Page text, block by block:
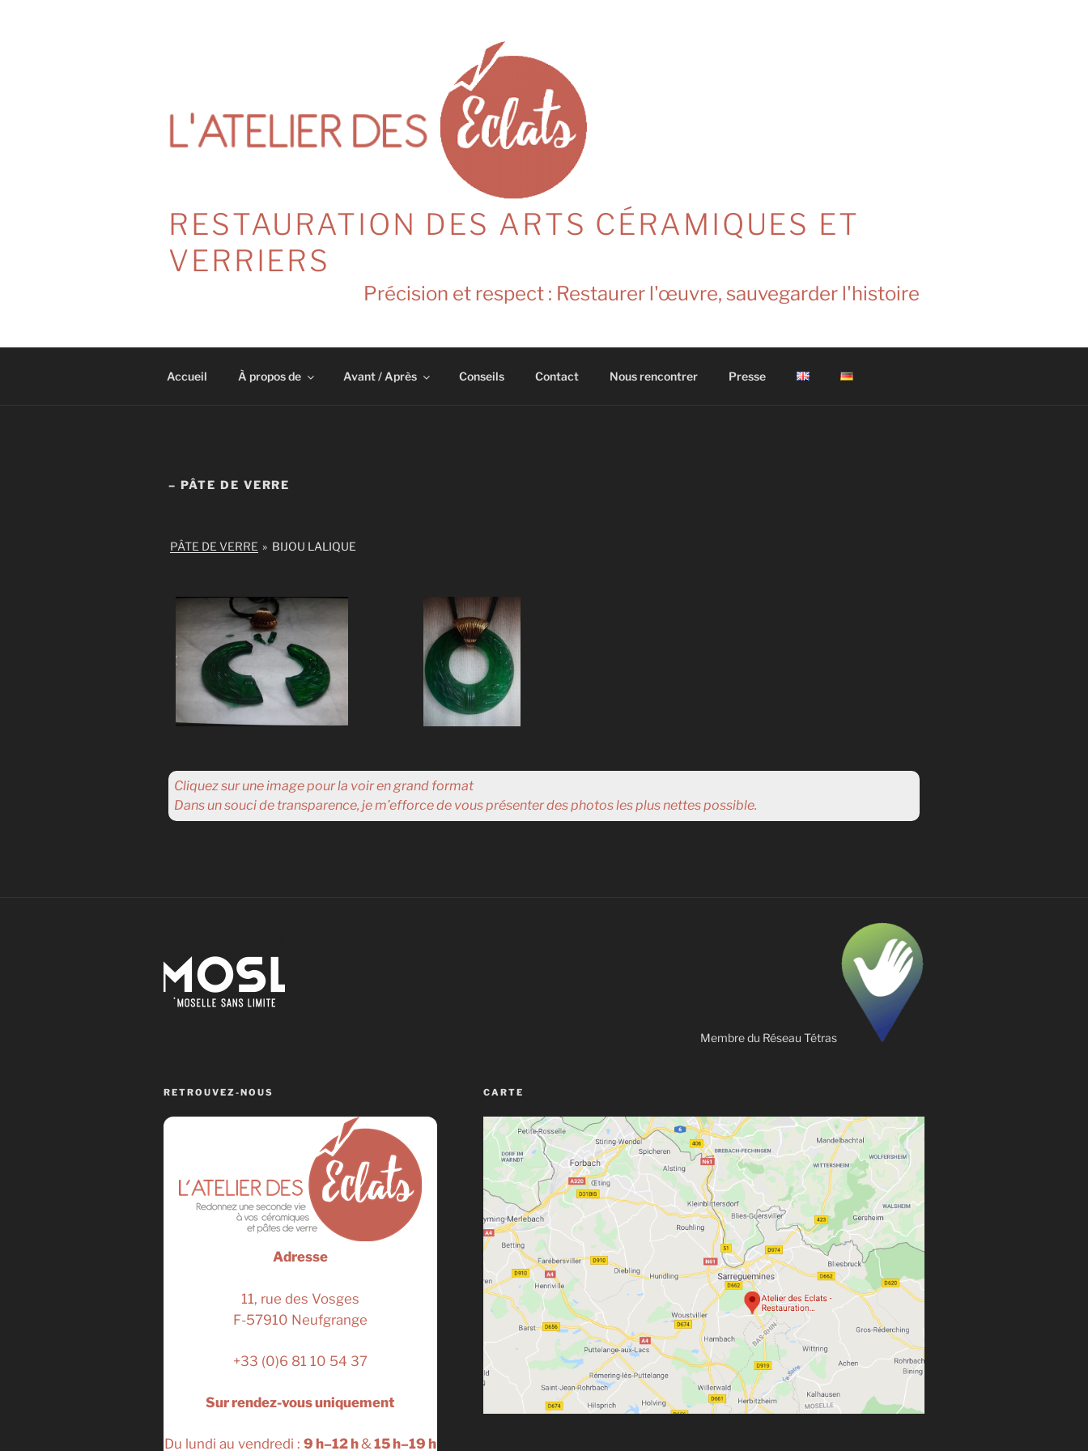
RESTAURATION DES ARTS CÉRAMIQUES ET
VERRIERS
Précision et respect : Restaurer l'œuvre, sauvegarder l'histoire
Accueil À propos de Avant / Après Conseils Contact Nous rencontrer Presse
– PÂTE DE VERRE
PÂTE DE VERRE » BIJOU LALIQUE
Cliquez sur une image pour la voir en grand format
Dans un souci de transparence, je m’efforce de vous présenter des photos les plus nettes possible.
Membre du Réseau Tétras
RETROUVEZ-NOUS
Adresse
11, rue des Vosges
F-57910 Neufgrange
+33 (0)6 81 10 54 37
Sur rendez-vous uniquement
Du lundi au vendredi :9 h–12 h&15 h–19 h
CARTE